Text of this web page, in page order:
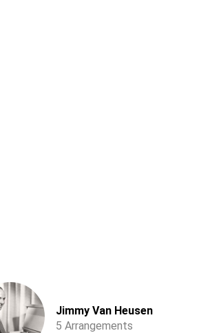
Jimmy Van Heusen
5 Arrangements